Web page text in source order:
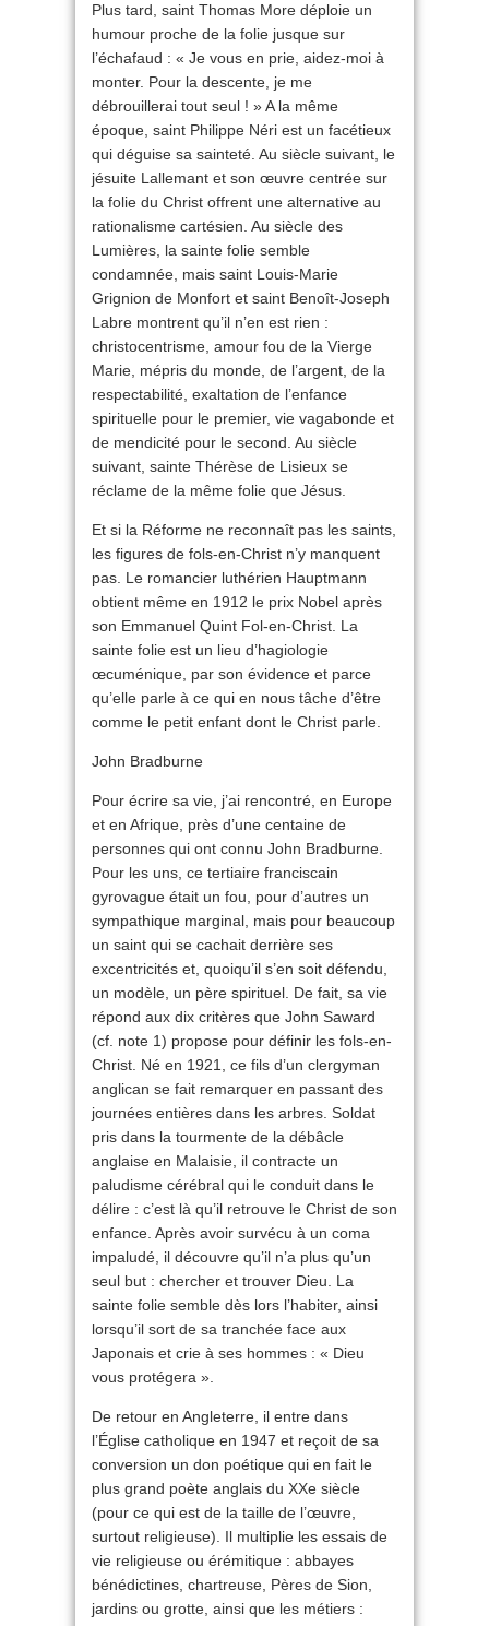
Plus tard, saint Thomas More déploie un
humour proche de la folie jusque sur
l’échafaud : « Je vous en prie, aidez-moi à
monter. Pour la descente, je me
débrouillerai tout seul ! » A la même
époque, saint Philippe Néri est un facétieux
qui déguise sa sainteté. Au siècle suivant, le
jésuite Lallemant et son œuvre centrée sur
la folie du Christ offrent une alternative au
rationalisme cartésien. Au siècle des
Lumières, la sainte folie semble
condamnée, mais saint Louis-Marie
Grignion de Monfort et saint Benoît-Joseph
Labre montrent qu’il n’en est rien :
christocentrisme, amour fou de la Vierge
Marie, mépris du monde, de l’argent, de la
respectabilité, exaltation de l’enfance
spirituelle pour le premier, vie vagabonde et
de mendicité pour le second. Au siècle
suivant, sainte Thérèse de Lisieux se
réclame de la même folie que Jésus.
Et si la Réforme ne reconnaît pas les saints,
les figures de fols-en-Christ n’y manquent
pas. Le romancier luthérien Hauptmann
obtient même en 1912 le prix Nobel après
son Emmanuel Quint Fol-en-Christ. La
sainte folie est un lieu d’hagiologie
œcuménique, par son évidence et parce
qu’elle parle à ce qui en nous tâche d’être
comme le petit enfant dont le Christ parle.
John Bradburne
Pour écrire sa vie, j’ai rencontré, en Europe
et en Afrique, près d’une centaine de
personnes qui ont connu John Bradburne.
Pour les uns, ce tertiaire franciscain
gyrovague était un fou, pour d’autres un
sympathique marginal, mais pour beaucoup
un saint qui se cachait derrière ses
excentricités et, quoiqu’il s’en soit défendu,
un modèle, un père spirituel. De fait, sa vie
répond aux dix critères que John Saward
(cf. note 1) propose pour définir les fols-en-
Christ. Né en 1921, ce fils d’un clergyman
anglican se fait remarquer en passant des
journées entières dans les arbres. Soldat
pris dans la tourmente de la débâcle
anglaise en Malaisie, il contracte un
paludisme cérébral qui le conduit dans le
délire : c’est là qu’il retrouve le Christ de son
enfance. Après avoir survécu à un coma
impaludé, il découvre qu’il n’a plus qu’un
seul but : chercher et trouver Dieu. La
sainte folie semble dès lors l’habiter, ainsi
lorsqu’il sort de sa tranchée face aux
Japonais et crie à ses hommes : « Dieu
vous protégera ».
De retour en Angleterre, il entre dans
l’Église catholique en 1947 et reçoit de sa
conversion un don poétique qui en fait le
plus grand poète anglais du XXe siècle
(pour ce qui est de la taille de l’œuvre,
surtout religieuse). Il multiplie les essais de
vie religieuse ou érémitique : abbayes
bénédictines, chartreuse, Pères de Sion,
jardins ou grotte, ainsi que les métiers :